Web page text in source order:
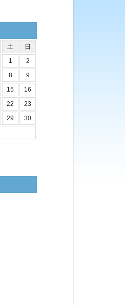
土
日
1
2
8
9
15
16
22
23
29
30